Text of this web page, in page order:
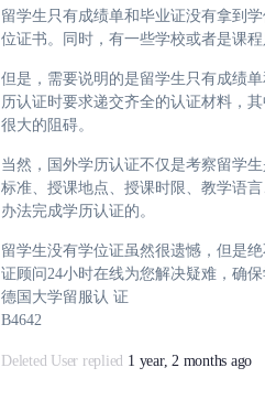
留学生只有成绩单和毕业证没有拿到
位证书。同时，有一些学校或者是课
但是，需要说明的是留学生只有成绩
历认证时要求递交齐全的认证材料，
很大的阻碍。
当然，国外学历认证不仅是考察留学
标准、授课地点、授课时限、教学语
办法完成学历认证的。
留学生没有学位证虽然很遗憾，但是
证顾问24小时在线为您解决疑难，确保
德国大学留服认 证
B4642
Deleted User replied 1 year, 2 months ago